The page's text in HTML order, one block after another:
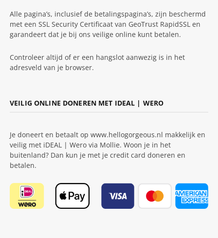
Alle pagina’s, inclusief de betalingspagina’s, zijn beschermd
met een SSL Security Certificaat van GeoTrust RapidSSL en
garandeert dat je bij ons veilige online kunt betalen.
Controleer altijd of er een hangslot aanwezig is in het
adresveld van je browser.
VEILIG ONLINE DONEREN MET IDEAL | WERO
Je doneert en betaalt op www.hellogorgeous.nl makkelijk en
veilig met iDEAL | Wero via Mollie. Woon je in het
buitenland? Dan kun je met je credit card doneren en
betalen.